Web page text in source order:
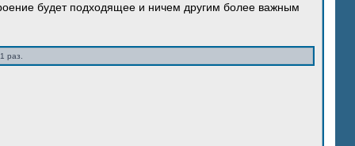
будет подходящее и ничем другим более важным
раз.